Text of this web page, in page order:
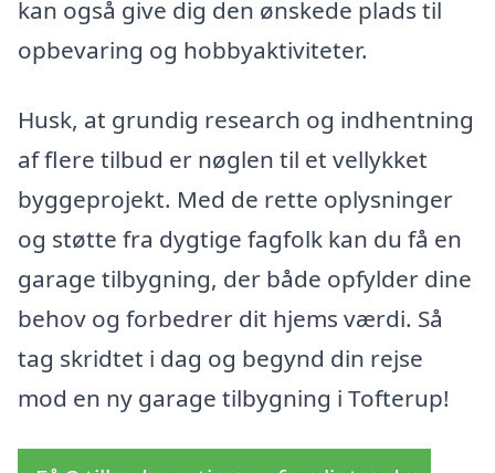
kan også give dig den ønskede plads til
opbevaring og hobbyaktiviteter.
Husk, at grundig research og indhentning
af flere tilbud er nøglen til et vellykket
byggeprojekt. Med de rette oplysninger
og støtte fra dygtige fagfolk kan du få en
garage tilbygning, der både opfylder dine
behov og forbedrer dit hjems værdi. Så
tag skridtet i dag og begynd din rejse
mod en ny garage tilbygning i Tofterup!